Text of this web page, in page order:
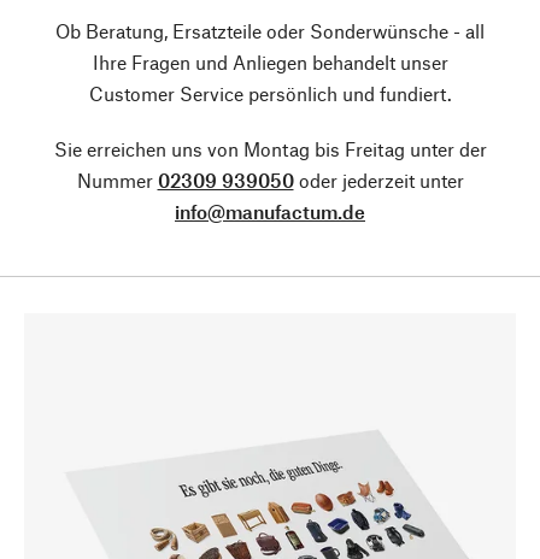
Ob Beratung, Ersatzteile oder Sonderwünsche - all
Ihre Fragen und Anliegen behandelt unser
Customer Service persönlich und fundiert.
Sie erreichen uns von Montag bis Freitag unter der
Nummer 02309 939050oder jederzeit unter
info@manufactum.de